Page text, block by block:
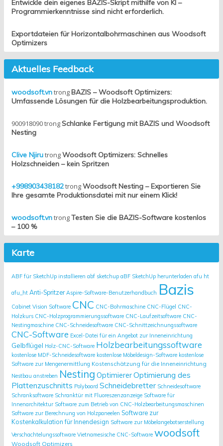
Entwickle dein eigenes BAZIS-Skript mithilfe von KI –
Programmierkenntnisse sind nicht erforderlich.
Exportdateien für Horizontalbohrmaschinen aus Woodsoft
Optimizers
Aktuelles Feedback
woodsoft.vntrongBAZIS – Woodsoft Optimizers:
Umfassende Lösungen für die Holzbearbeitungsproduktion.
900918090trongSchlanke Fertigung mit BAZIS und Woodsoft
Nesting
Clive NjirutrongWoodsoft Optimizers: Schnelles
Holzschneiden – kein Spritzen
+998903438182trongWoodsoft Nesting – Exportieren Sie
Ihre gesamte Produktionsdatei mit nur einem Klick!
woodsoft.vntrongTesten Sie die BAZIS-Software kostenlos
– 100 %
Karte
ABF für SketchUp installieren abf sketchup aBF SketchUp herunterladen afu ht
afu_ht Anti-Spritzer Aspire-Software-Benutzerhandbuch Bazis
Cabinet Vision Software CNC CNC-Bohrmaschine CNC-Flügel CNC-
Holzkurs CNC-Holzprogrammierungssoftware CNC-Laufzeitsoftware CNC-
Nestingmaschine CNC-Schneidesoftware CNC-Schnittzeichnungssoftware
CNC-Software Excel-Datei für ein Angebot zur Inneneinrichtung
Gelbflügel Holz-CNC-Software Holzbearbeitungssoftware
kostenlose MDF-Schneidesoftware kostenlose Möbeldesign-Software kostenlose
Software zur Mengenermittlung Kostenschätzung für die Inneneinrichtung
Nestbau anstreben Nesting OptimiererOptimierung des
Plattenzuschnitts Polyboard Schneidebretter Schneidesoftware
Schranksoftware Schranktür mit Fluoreszenzanzeige Software für
Innenarchitektur Software zum Betrieb von CNC-Holzbearbeitungsmaschinen
Software zur Berechnung von Holzpaneelen Software zur
Kostenkalkulation für Innendesign Software zur Möbelangebotserstellung
Verschachtelungssoftware Vietnamesische CNC-Software woodsoft
Woodsoft Optimizers